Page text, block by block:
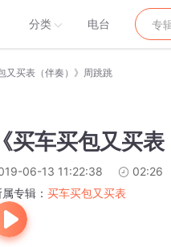
分类 电台
又买表（伴奏）》周跳跳
《买车买包又买
06-13 11:22:38 02:26
专辑： 买车买包又买表